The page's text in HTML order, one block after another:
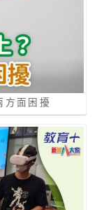
方面困擾